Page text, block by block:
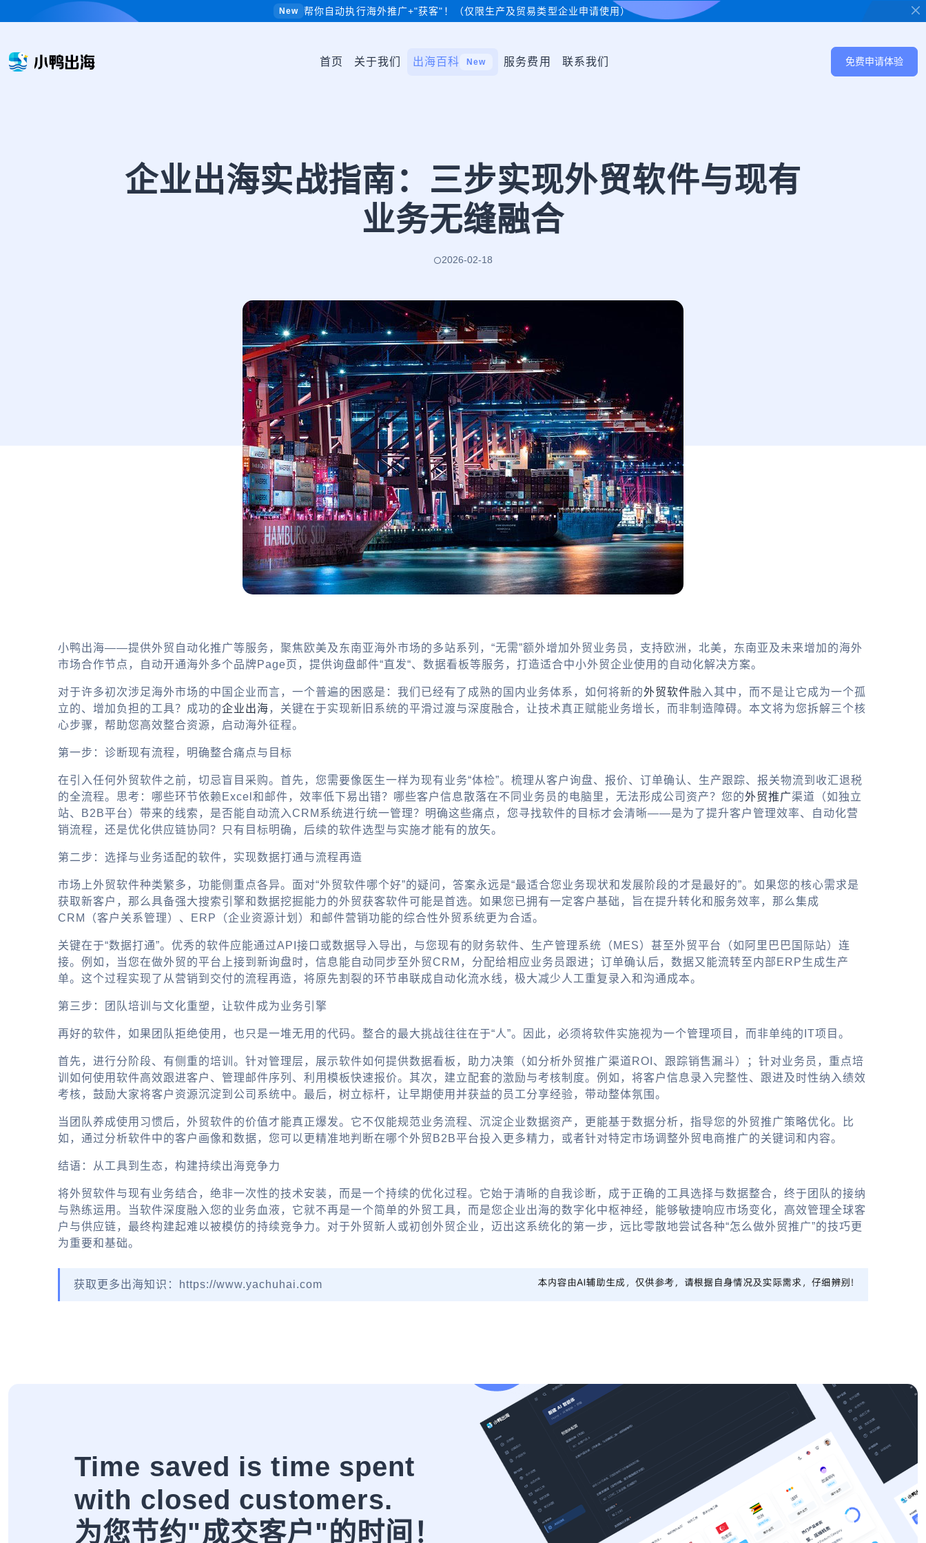
New 帮你自动执行海外推广+"获客"！（仅限生产及贸易类型企业申请使用）
首页 关于我们 出海百科 New 服务费用 联系我们 免费申请体验
企业出海实战指南：三步实现外贸软件与现有
业务无缝融合
2026-02-18
小鸭出海——提供外贸自动化推广等服务，聚焦欧美及东南亚海外市场的多站系列，“无需”额外增加外贸业务员，支持欧洲，北美，东南亚及未来增加的海外
市场合作节点，自动开通海外多个品牌Page页，提供询盘邮件“直发“、数据看板等服务，打造适合中小外贸企业使用的自动化解决方案。
对于许多初次涉足海外市场的中国企业而言，一个普遍的困惑是：我们已经有了成熟的国内业务体系，如何将新的外贸软件融入其中，而不是让它成为一个孤
立的、增加负担的工具？成功的企业出海 ，关键在于实现新旧系统的平滑过渡与深度融合，让技术真正赋能业务增长，而非制造障碍。本文将为您拆解三个核
心步骤，帮助您高效整合资源，启动海外征程。
第一步：诊断现有流程，明确整合痛点与目标
在引入任何外贸软件之前，切忌盲目采购。首先，您需要像医生一样为现有业务“体检”。梳理从客户询盘、报价、订单确认、生产跟踪、报关物流到收汇退税
的全流程。思考：哪些环节依赖Excel和邮件，效率低下易出错？哪些客户信息散落在不同业务员的电脑里，无法形成公司资产？您的外贸推广渠道（如独立
站、B2B平台）带来的线索，是否能自动流入CRM系统进行统一管理？明确这些痛点，您寻找软件的目标才会清晰——是为了提升客户管理效率、自动化营
销流程，还是优化供应链协同？只有目标明确，后续的软件选型与实施才能有的放矢。
第二步：选择与业务适配的软件，实现数据打通与流程再造
市场上外贸软件种类繁多，功能侧重点各异。面对“外贸软件哪个好”的疑问，答案永远是“最适合您业务现状和发展阶段的才是最好的”。如果您的核心需求是
获取新客户，那么具备强大搜索引擎和数据挖掘能力的外贸获客软件可能是首选。如果您已拥有一定客户基础，旨在提升转化和服务效率，那么集成
CRM（客户关系管理）、ERP（企业资源计划）和邮件营销功能的综合性外贸系统更为合适。
关键在于“数据打通”。优秀的软件应能通过API接口或数据导入导出，与您现有的财务软件、生产管理系统（MES）甚至外贸平台
（如阿里巴巴国际站）连
接。例如，当您在做外贸的平台 上接到新询盘时，信息能自动同步至外贸CRM，分配给相应业务员跟进；订单确认后，数据又能流转至内部ERP生成生产
单。这个过程实现了从营销到交付的流程再造，将原先割裂的环节串联成自动化流水线，极大减少人工重复录入和沟通成本。
第三步：团队培训与文化重塑，让软件成为业务引擎
再好的软件，如果团队拒绝使用，也只是一堆无用的代码。整合的最大挑战往往在于“人”。因此，必须将软件实施视为一个管理项目，而非单纯的IT项目。
首先，进行分阶段、有侧重的培训。针对管理层，展示软件如何提供数据看板，助力决策（如分析外贸推广渠道ROI、跟踪销售漏斗）；针对业务员，重点培
训如何使用软件高效跟进客户、管理邮件序列、利用模板快速报价。其次，建立配套的激励与考核制度。例如，将客户信息录入完整性、跟进及时性纳入绩效
考核，鼓励大家将客户资源沉淀到公司系统中。最后，树立标杆，让早期使用并获益的员工分享经验，带动整体氛围。
当团队养成使用习惯后， 外贸软件的价值才能真正爆发。它不仅能规范业务流程、沉淀企业数据资产，更能基于数据分析，指导您的外贸推广策略优化。比
如，通过分析软件中的客户画像和数据，您可以更精准地判断在哪个外贸B2B平台投入更多精力，或者针对特定市场调整外贸电商推广的关键词和内容。
结语：从工具到生态，构建持续出海竞争力
将外贸软件与现有业务结合，绝非一次性的技术安装，而是一个持续的优化过程。它始于清晰的自我诊断，成于正确的工具选择与数据整合，终于团队的接纳
与熟练运用。当软件深度融入您的业务血液，它就不再是一个简单的外贸工具 ，而是您企业出海的数字化中枢神经，能够敏捷响应市场变化，高效管理全球客
户与供应链，最终构建起难以被模仿的持续竞争力。对于外贸新人或初创外贸企业，迈出这系统化的第一步，远比零散地尝试各种“怎么做外贸推广”的技巧更
为重要和基础。
获取更多出海知识：https://www.yachuhai.com
Time saved is time spent
with closed customers.
为您节约"成交客户"的时间！